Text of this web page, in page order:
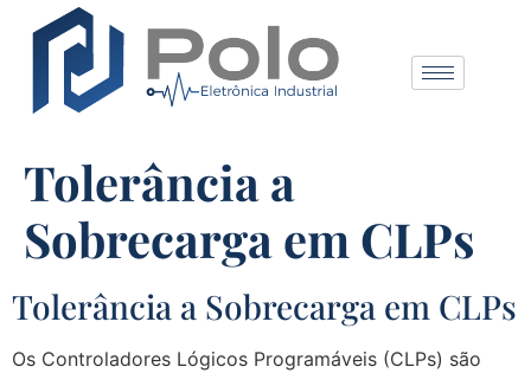
Tolerância a
Sobrecarga em CLPs
Tolerância a Sobrecarga em CLPs
Os Controladores Lógicos Programáveis (CLPs) são